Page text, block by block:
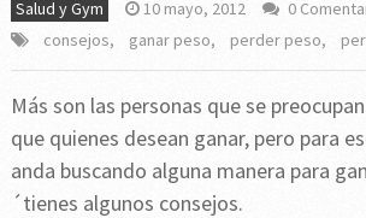
Salud y Gym 10 mayo, 2012
0
consejos, ganar peso, perder peso,
Más son las personas que se
que quienes desean ganar, pero para
anda buscando alguna manera para
´tienes algunos consejos.